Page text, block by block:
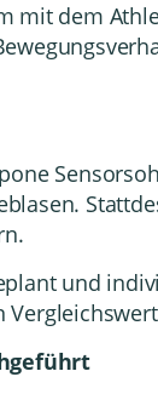
mit dem
und